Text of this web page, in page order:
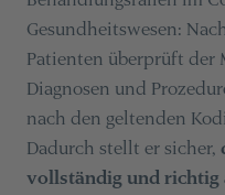
Gesundheitswesen:
Patienten überprüft der
Diagnosen und
nach den geltenden
Dadurch stellt er sicher,
vollständig und richtig